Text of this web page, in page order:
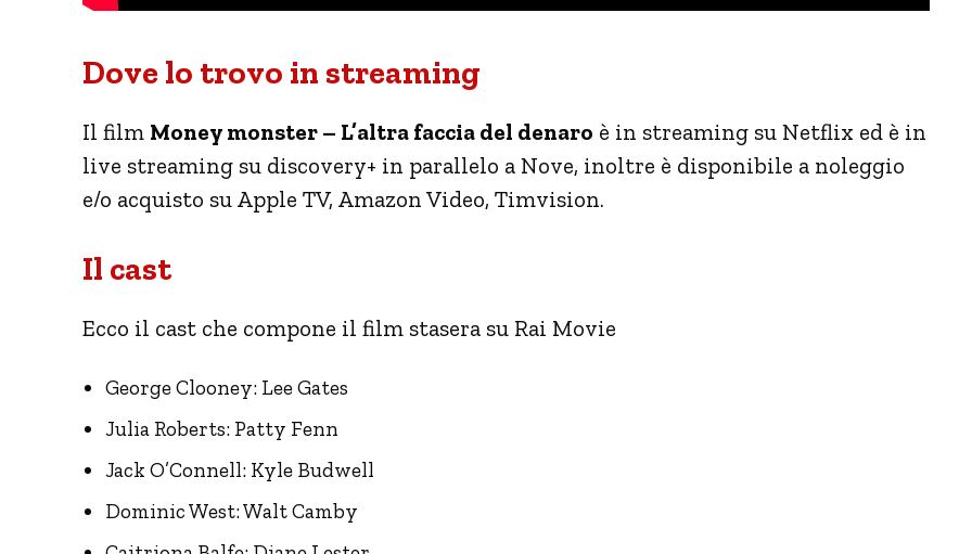
Dove lo trovo in streaming
Il film Money monster – L’altra faccia del denaro è in streaming su Netflix ed è in
live streaming su discovery+ in parallelo a Nove, inoltre è disponibile a noleggio
e/o acquisto su Apple TV, Amazon Video, Timvision.
Il cast
Ecco il cast che compone il film stasera su Rai Movie
George Clooney: Lee Gates
Julia Roberts: Patty Fenn
Jack O’Connell: Kyle Budwell
Dominic West: Walt Camby